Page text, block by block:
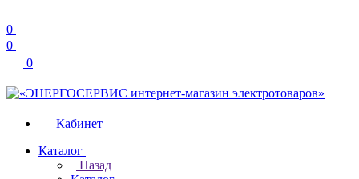
0
0
0
Кабинет
Каталог
Назад